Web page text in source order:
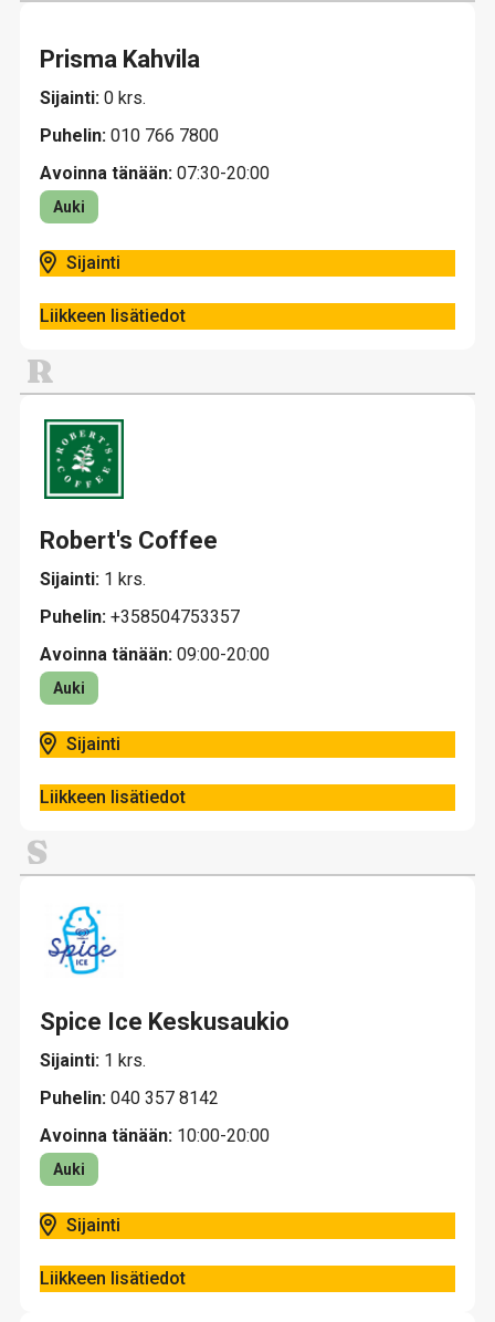
Prisma Kahvila
Sijainti: 0 krs.
Puhelin: 010 766 7800
Avoinna tänään: 07:30-20:00
Auki
Sijainti
Liikkeen lisätiedot
R
Robert's Coffee
Sijainti: 1 krs.
Puhelin: +358504753357
Avoinna tänään: 09:00-20:00
Auki
Sijainti
Liikkeen lisätiedot
S
Spice Ice Keskusaukio
Sijainti: 1 krs.
Puhelin: 040 357 8142
Avoinna tänään: 10:00-20:00
Auki
Sijainti
Liikkeen lisätiedot